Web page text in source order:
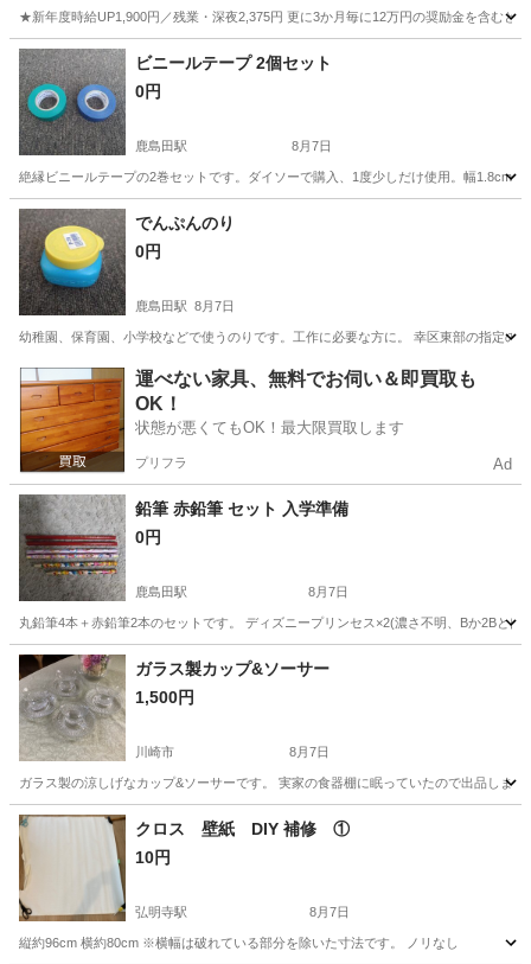
★新年度時給UP1,900円／残業・深夜2,375円 更に3か月毎に12万円の奨励金を含む
神奈川 藤沢市
ビニールテープ 2個セット
0円
鹿島田駅 8月7日
絶縁ビニールテープの2巻セットです。ダイソーで購入、1度少しだけ使用。幅1.8cm
神奈川 川崎市 鹿島田駅
でんぷんのり
0円
鹿島田駅 8月7日
幼稚園、保育園、小学校などで使うのりです。工作に必要な方に。 幸区東部の指定
神奈川 川崎市 鹿島田駅 その他 小学校
運べない家具、無料でお伺い＆即買取も
OK！
状態が悪くてもOK！最大限買取します
プリフラ Ad
鉛筆 赤鉛筆 セット 入学準備
0円
鹿島田駅 8月7日
丸鉛筆4本＋赤鉛筆2本のセットです。 ディズニープリンセス×2(濃さ不明、Bか2Bと
神奈川 川崎市 鹿島田駅 その他
ガラス製カップ&ソーサー
1,500円
川崎市 8月7日
ガラス製の涼しげなカップ&ソーサーです。 実家の食器棚に眠っていたので出品し
神奈川 川崎市 クロス 壁紙 DIY 補修 ①
10円
弘明寺駅 8月7日
縦約96cm 横約80cm ※横幅は破れている部分を除いた寸法です。 ノリなし